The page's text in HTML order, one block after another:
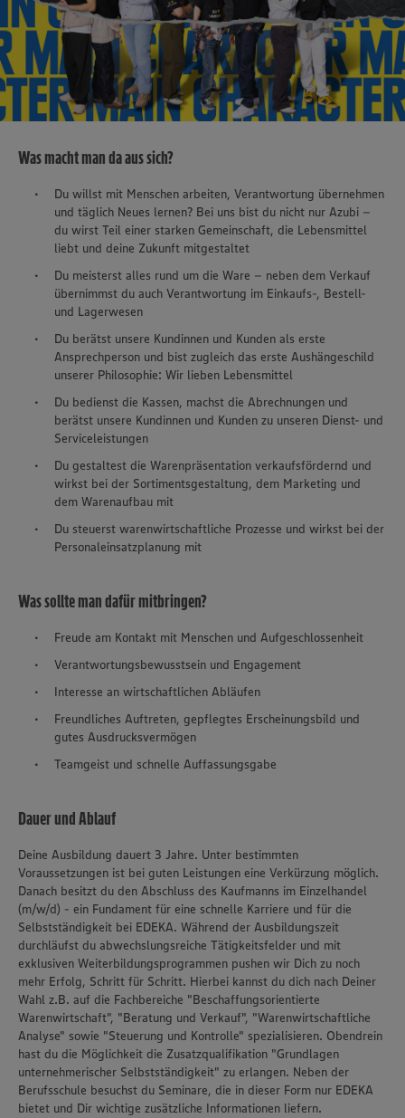
Was macht man da aus sich?
Du willst mit Menschen arbeiten, Verantwortung übernehmen
und täglich Neues lernen? Bei uns bist du nicht nur Azubi –
du wirst Teil einer starken Gemeinschaft, die Lebensmittel
liebt und deine Zukunft mitgestaltet
Du meisterst alles rund um die Ware – neben dem Verkauf
übernimmst du auch Verantwortung im Einkaufs-, Bestell-
und Lagerwesen
Du berätst unsere Kundinnen und Kunden als erste
Ansprechperson und bist zugleich das erste Aushängeschild
unserer Philosophie: Wir lieben Lebensmittel
Du bedienst die Kassen, machst die Abrechnungen und
berätst unsere Kundinnen und Kunden zu unseren Dienst- und
Serviceleistungen
Du gestaltest die Warenpräsentation verkaufsfördernd und
wirkst bei der Sortimentsgestaltung, dem Marketing und
dem Warenaufbau mit
Du steuerst warenwirtschaftliche Prozesse und wirkst bei der
Personaleinsatzplanung mit
Was sollte man dafür mitbringen?
Freude am Kontakt mit Menschen und Aufgeschlossenheit
Verantwortungsbewusstsein und Engagement
Interesse an wirtschaftlichen Abläufen
Freundliches Auftreten, gepflegtes Erscheinungsbild und
gutes Ausdrucksvermögen
Teamgeist und schnelle Auffassungsgabe
Dauer und Ablauf
Deine Ausbildung dauert 3 Jahre. Unter bestimmten
Voraussetzungen ist bei guten Leistungen eine Verkürzung möglich.
Danach besitzt du den Abschluss des Kaufmanns im Einzelhandel
(m/w/d) - ein Fundament für eine schnelle Karriere und für die
Selbstständigkeit bei EDEKA. Während der Ausbildungszeit
durchläufst du abwechslungsreiche Tätigkeitsfelder und mit
exklusiven Weiterbildungsprogrammen pushen wir Dich zu noch
mehr Erfolg, Schritt für Schritt. Hierbei kannst du dich nach Deiner
Wahl z.B. auf die Fachbereiche "Beschaffungsorientierte
Warenwirtschaft", "Beratung und Verkauf", "Warenwirtschaftliche
Analyse" sowie "Steuerung und Kontrolle" spezialisieren. Obendrein
hast du die Möglichkeit die Zusatzqualifikation "Grundlagen
unternehmerischer Selbstständigkeit" zu erlangen. Neben der
Berufsschule besuchst du Seminare, die in dieser Form nur EDEKA
bietet und Dir wichtige zusätzliche Informationen liefern.